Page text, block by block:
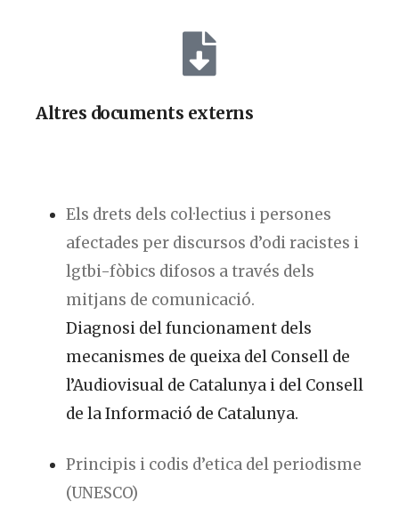
Altres documents externs
Els drets dels col·lectius i persones
afectades per discursos d’odi racistes i
lgtbi-fòbics difosos a través dels
mitjans de comunicació.
Diagnosi del funcionament dels
mecanismes de queixa del Consell de
l’Audiovisual de Catalunya i del Consell
de la Informació de Catalunya.
Principis i codis d’etica del periodisme
(UNESCO)